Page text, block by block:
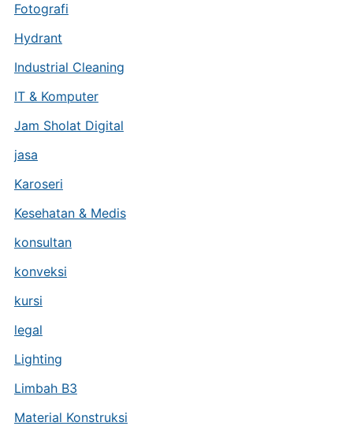
Fotografi
Hydrant
Industrial Cleaning
IT & Komputer
Jam Sholat Digital
jasa
Karoseri
Kesehatan & Medis
konsultan
konveksi
kursi
legal
Lighting
Limbah B3
Material Konstruksi